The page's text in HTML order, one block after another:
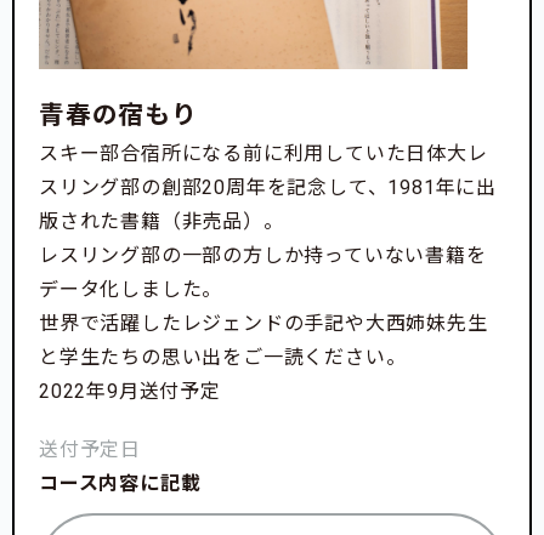
青春の宿もり
スキー部合宿所になる前に利用していた日体大レ
スリング部の創部20周年を記念して、1981年に出
版された書籍（非売品）。
レスリング部の一部の方しか持っていない書籍を
データ化しました。
世界で活躍したレジェンドの手記や大西姉妹先生
と学生たちの思い出をご一読ください。
2022年9月送付予定
送付予定日
コース内容に記載